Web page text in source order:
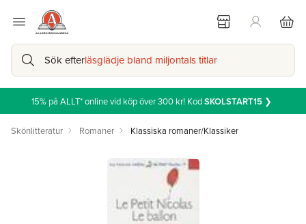
Sök efterläsglädje bland miljontals titlar
15% på ALLT* online vid köp över 300 kr! KodSKOLSTART15 ❯
Skönlitteratur Romaner Klassiska romaner/Klassiker